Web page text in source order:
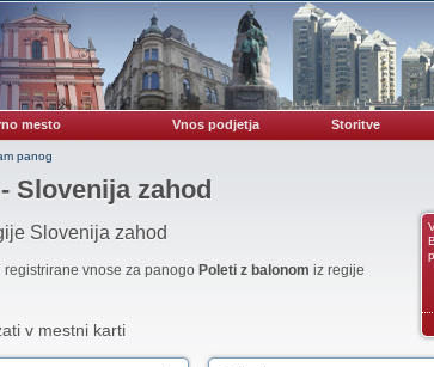
mesto Vnos podjetja Storitve
panog
Slovenija zahod
Slovenija zahod
registrirane vnose za panogo Poleti z balonom iz regije
v mestni karti